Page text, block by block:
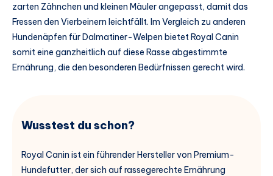
zarten Zähnchen und kleinen Mäuler angepasst, damit das
Fressen den Vierbeinern leichtfällt. Im Vergleich zu anderen
Hundenäpfen für Dalmatiner-Welpen bietet Royal Canin
somit eine ganzheitlich auf diese Rasse abgestimmte
Ernährung, die den besonderen Bedürfnissen gerecht wird.
Wusstest du schon?
Royal Canin ist ein führender Hersteller von Premium-
Hundefutter, der sich auf rassegerechte Ernährung